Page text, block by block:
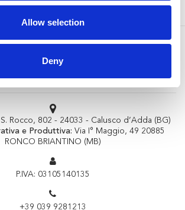
Allow selection
Deny
Rocco, 802 - 24033 - Calusco d’Adda (BG)
e Produttiva: Via I° Maggio, 49 20885
RONCO BRIANTINO (MB)
P.IVA: 03105140135
+39 039 9281213